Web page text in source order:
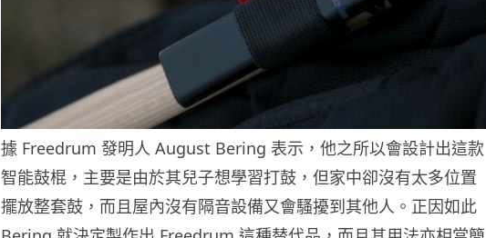
據 Freedrum 發明人 August Bering 表示，他之所以會設計出這款
智能鼓棍，主要是由於其兒子想學習打鼓，但家中卻沒有太多位置
擺放整套鼓，而且屋內沒有隔音設備又會騷擾到其他人。正因如此